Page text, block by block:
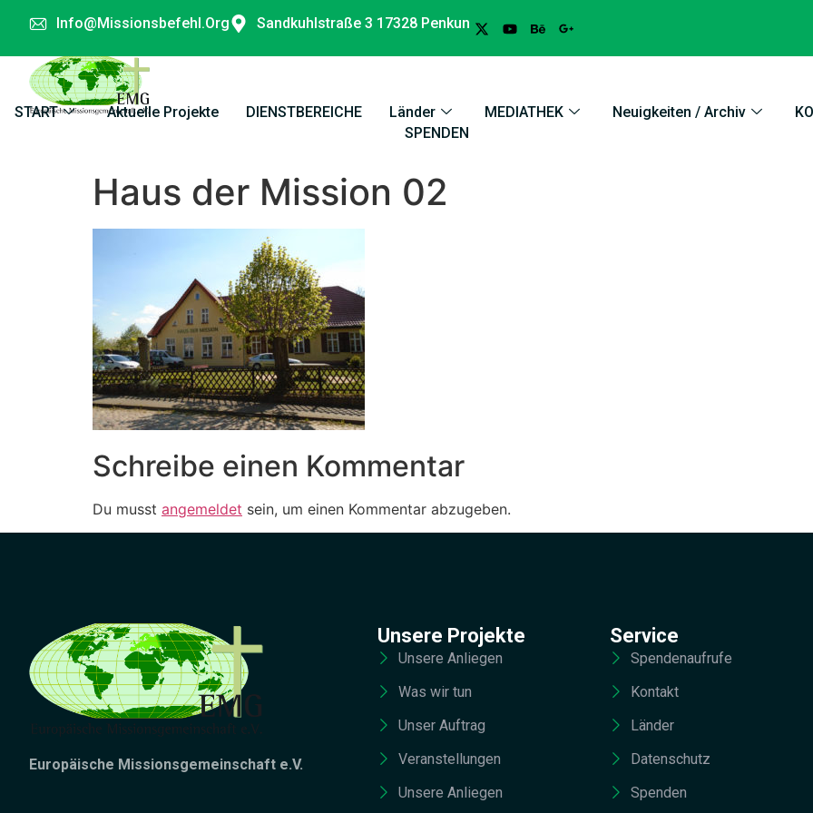
Info@missionsbefehl.org Sandkuhlstraße 3 17328 Penkun
START Aktuelle Projekte DIENSTBEREICHE Länder MEDIATHEK Neuigkeiten / Archiv
SPENDEN
Haus der Mission 02
Schreibe einen Kommentar
Du musst angemeldet sein, um einen Kommentar abzugeben.
Europäische Missionsgemeinschaft e.V.
Unsere Projekte
Unsere Anliegen
Was wir tun
Unser Auftrag
Veranstellungen
Unsere Anliegen
Service
Spendenaufrufe
Kontakt
Länder
Datenschutz
Spenden